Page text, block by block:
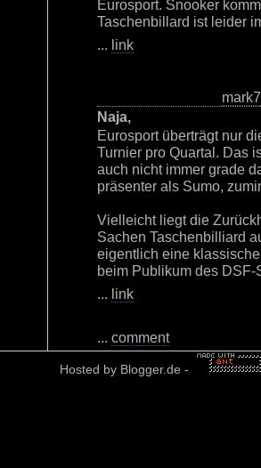
Eurosport. Snooker
Taschenbillard ist leider
... link
Naja,
Eurosport überträgt nur
Turnier pro Quartal. Das
auch nicht immer grade
präsenter als Sumo,
Vielleicht liegt die
Sachen Taschenbilliard
eigentlich eine
beim Publikum des DSF-
... link
... comment
Hosted by Blogger.de -